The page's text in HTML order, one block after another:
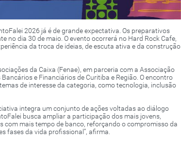
2026 já é de grande expectativa. Os preparativos
dia 30 de maio. O evento ocorrerá no Hard Rock Cafe,
da troca de ideias, de escuta ativa e da construção
da Caixa (Fenae), em parceria com a Associação
e Financiários de Curitiba e Região. O encontro
de interesse da categoria, como tecnologia, inclusão
integra um conjunto de ações voltadas ao diálogo
busca ampliar a participação dos mais jovens,
mais tempo de banco, reforçando o compromisso da
fases da vida profissional”, afirma.